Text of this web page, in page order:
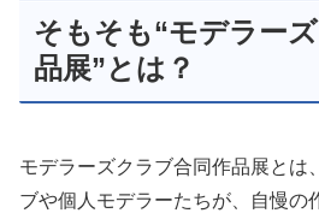
そもそも“モデラー
品展”とは？
モデラーズクラブ合同作品展とは
ブや個人モデラーたちが、自慢の